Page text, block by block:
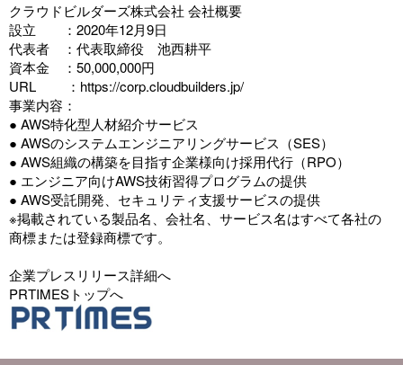
クラウドビルダーズ株式会社 会社概要
設立 ：2020年12月9日
代表者 ：代表取締役 池西耕平
資本金 ：50,000,000円
URL ： https://corp.cloudbuilders.jp/
事業内容：
● AWS特化型人材紹介サービス
● AWSのシステムエンジニアリングサービス（SES）
● AWS組織の構築を目指す企業様向け採用代行（RPO）
● エンジニア向けAWS技術習得プログラムの提供
● AWS受託開発、セキュリティ支援サービスの提供
※掲載されている製品名、会社名、サービス名はすべて各社の
商標または登録商標です。
企業プレスリリース詳細へ
PRTIMESトップへ